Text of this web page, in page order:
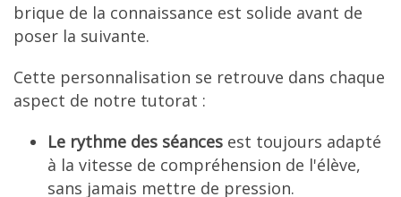
brique de la connaissance est solide avant de
poser la suivante.
Cette personnalisation se retrouve dans chaque
aspect de notre tutorat :
Le rythme des séances est toujours adapté
à la vitesse de compréhension de l'élève,
sans jamais mettre de pression.